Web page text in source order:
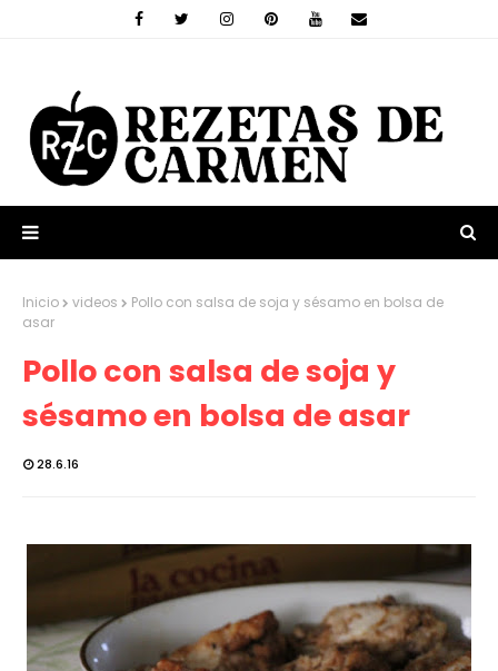
Inicio videos
Pollo con salsa de soja y sésamo en bolsa de
asar
Pollo con salsa de soja y
sésamo en bolsa de asar
28.6.16